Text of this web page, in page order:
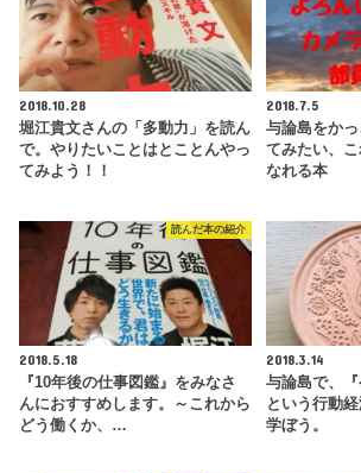
2018.10.28
堀江貴文さんの「多動力」を読ん
で。やりたいことはとことんやっ
てみよう！！
2018.7.5
与論島をか
てみたい、
なれる本
読んだ本の紹介
2018.5.18
『10年後の仕事図鑑』をみなさ
んにおすすめします。～これから
どう働くか、…
2018.3.14
与論島で、『
という行動
学ぼう。